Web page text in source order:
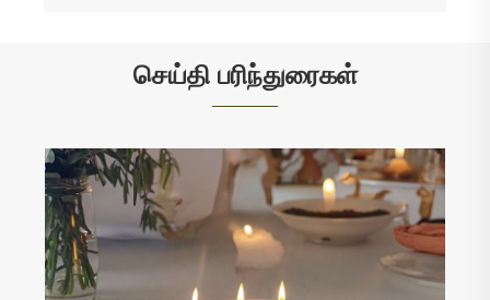
செய்தி பரிந்துரைகள்
மெழுகுவர்த்தி ஜாடிகள் மெழுகுவர்த்தியின்
செயல்திறன் மற்றும் வாடிக்கையாளர்
திருப்தியை எவ்வாறு மேம்படுத்துகின்றன?
மேலும் பார்க்க >>